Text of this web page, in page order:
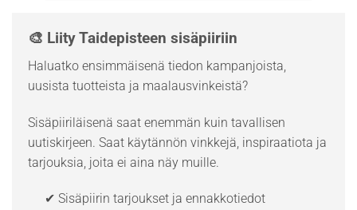
🎨 Liity Taidepisteen sisäpiiriin
Haluatko ensimmäisenä tiedon kampanjoista,
uusista tuotteista ja maalausvinkeistä?
Sisäpiiriläisenä saat enemmän kuin tavallisen
uutiskirjeen. Saat käytännön vinkkejä, inspiraatiota ja
tarjouksia, joita ei aina näy muille.
✔ Sisäpiirin tarjoukset ja ennakkotiedot